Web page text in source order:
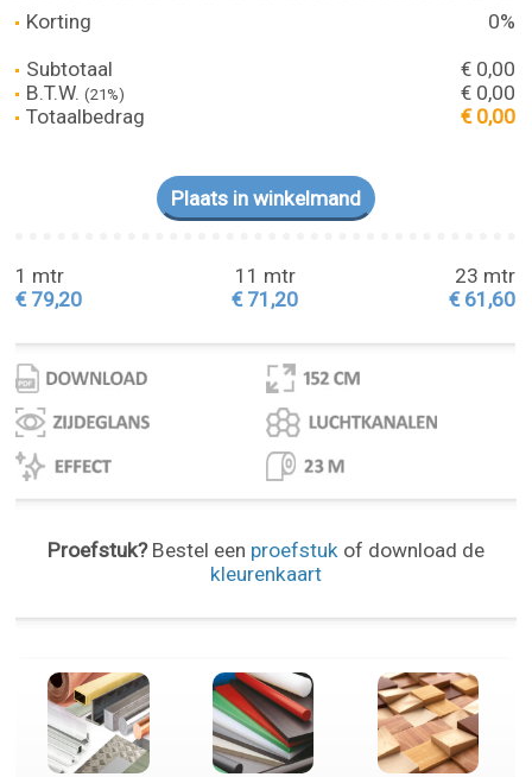
Korting
0%
Subtotaal
€ 0,00
B.T.W.(21%)
€ 0,00
Totaalbedrag
€ 0,00
1 mtr
€ 79,20
11 mtr
€ 71,20
23 mtr
€ 61,60
Proefstuk?Bestel een proefstukof download de
kleurenkaart